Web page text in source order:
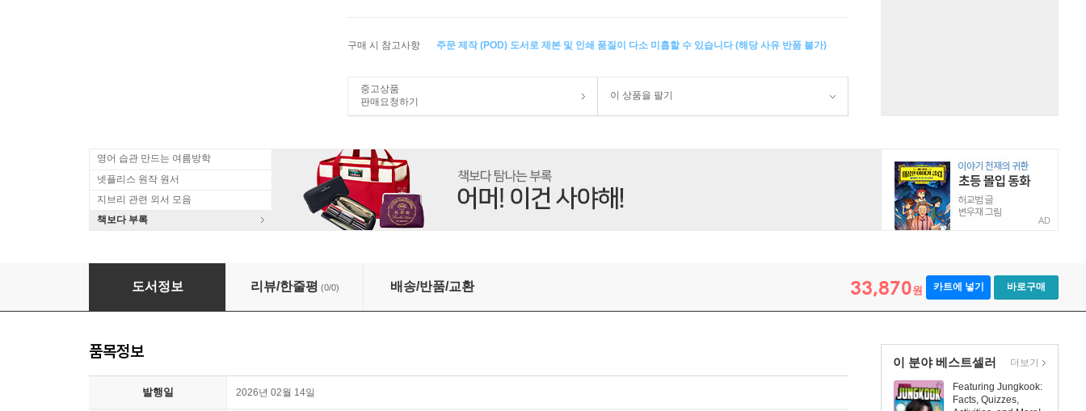
구매 시 참고사항 주문 제작 (POD) 도서로 제본 및 인쇄 품질이 다소 미흡할 수 있습니다 (해당 사유 반품 불가)
중고상품
판매요청하기
이 상품을 팔기
영어 습관 만드는 여름방학
넷플리스 원작 원서
지브리 관련 외서 모음
책보다 부록
AD
Alice in Orchestralia
도서정보 리뷰/한줄평 (0/0) 배송/반품/교환 33,870원 카트에 넣기 바로구매
이 분야 베스트셀러
Featuring Jungkook:
Facts, Quizzes,
더보기
품목정보
발행일 2026년 02월 14일